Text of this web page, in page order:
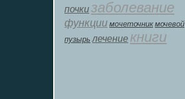
почкизаболевание
функции мοчеточник мочевой
пузырь лечение книги